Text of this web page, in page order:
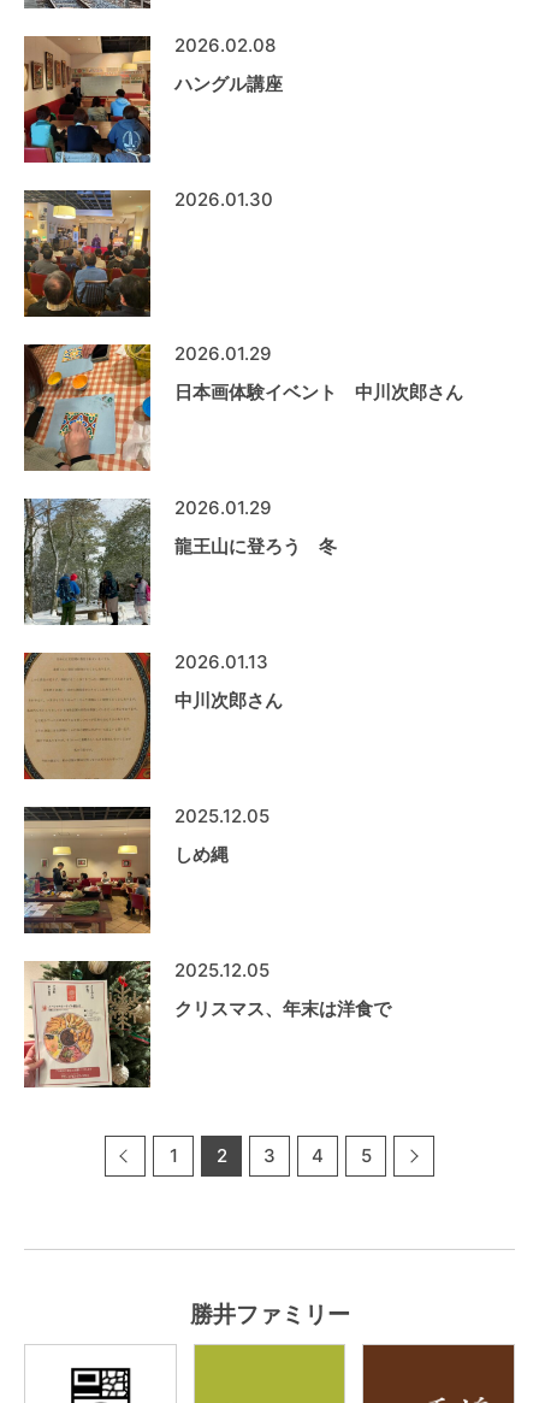
2026.02.08
ハングル講座
2026.01.30
2026.01.29
日本画体験イベント 中川次郎さん
2026.01.29
龍王山に登ろう 冬
2026.01.13
中川次郎さん
2025.12.05
しめ縄
2025.12.05
クリスマス、年末は洋食で
1 2 3 4 5
勝井ファミリー